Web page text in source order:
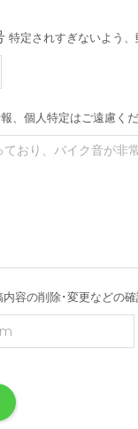
特定されすぎないよう
、個人特定はご遠慮く
内容の削除･変更などの